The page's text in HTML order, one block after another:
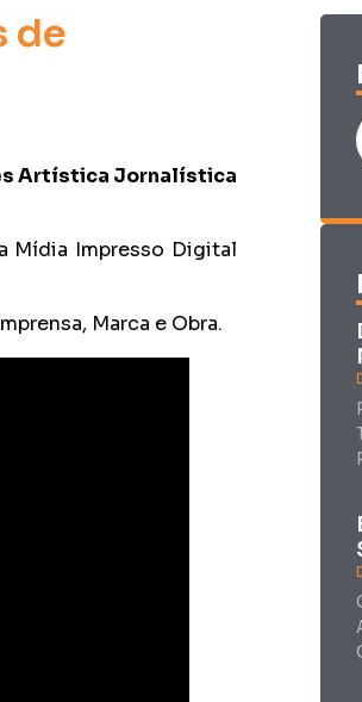
de
Artística Jornalística
Mídia Impresso Digital
Marca e Obra.